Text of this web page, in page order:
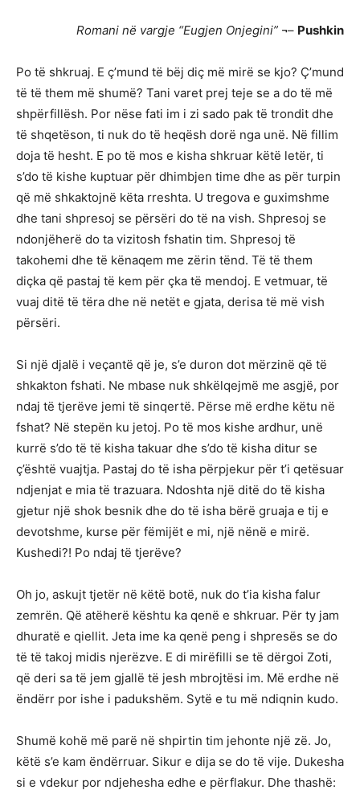
Romani në vargje “Eugjen Onjegini” ¬– Pushkin
Po të shkruaj. E ç’mund të bëj diç më mirë se kjo? Ç’mund
të të them më shumë? Tani varet prej teje se a do të më
shpërfillësh. Por nëse fati im i zi sado pak të trondit dhe
të shqetëson, ti nuk do të heqësh dorë nga unë. Në fillim
doja të hesht. E po të mos e kisha shkruar këtë letër, ti
s’do të kishe kuptuar për dhimbjen time dhe as për turpin
që më shkaktojnë këta rreshta. U tregova e guximshme
dhe tani shpresoj se përsëri do të na vish. Shpresoj se
ndonjëherë do ta vizitosh fshatin tim. Shpresoj të
takohemi dhe të kënaqem me zërin tënd. Të të them
diçka që pastaj të kem për çka të mendoj. E vetmuar, të
vuaj ditë të tëra dhe në netët e gjata, derisa të më vish
përsëri.
Si një djalë i veçantë që je, s’e duron dot mërzinë që të
shkakton fshati. Ne mbase nuk shkëlqejmë me asgjë, por
ndaj të tjerëve jemi të sinqertë. Përse më erdhe këtu në
fshat? Në stepën ku jetoj. Po të mos kishe ardhur, unë
kurrë s’do të të kisha takuar dhe s’do të kisha ditur se
ç’është vuajtja. Pastaj do të isha përpjekur për t’i qetësuar
ndjenjat e mia të trazuara. Ndoshta një ditë do të kisha
gjetur një shok besnik dhe do të isha bërë gruaja e tij e
devotshme, kurse për fëmijët e mi, një nënë e mirë.
Kushedi?! Po ndaj të tjerëve?
Oh jo, askujt tjetër në këtë botë, nuk do t’ia kisha falur
zemrën. Që atëherë kështu ka qenë e shkruar. Për ty jam
dhuratë e qiellit. Jeta ime ka qenë peng i shpresës se do
të të takoj midis njerëzve. E di mirëfilli se të dërgoi Zoti,
që deri sa të jem gjallë të jesh mbrojtësi im. Më erdhe në
ëndërr por ishe i padukshëm. Sytë e tu më ndiqnin kudo.
Shumë kohë më parë në shpirtin tim jehonte një zë. Jo,
këtë s’e kam ëndërruar. Sikur e dija se do të vije. Dukesha
si e vdekur por ndjehesha edhe e përflakur. Dhe thashë: